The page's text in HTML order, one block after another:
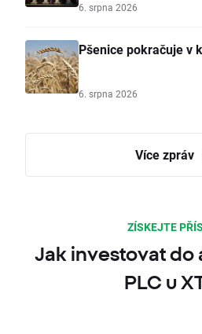
6. srpna 2026
Pšenice pokračuje v
6. srpna 2026
Více zpráv
ZÍSKEJTE
Jak investovat do
PLC u